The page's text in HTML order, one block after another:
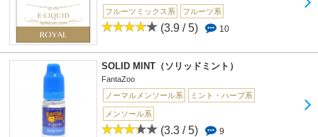
フルーツミックス系 フルーツ系
(3.9 / 5) 10
SOLID MINT（ソリッドミント）
FantaZoo
ノーマルメンソール系
ミント・ハーブ系
メンソール系
(3.3 / 5) 9